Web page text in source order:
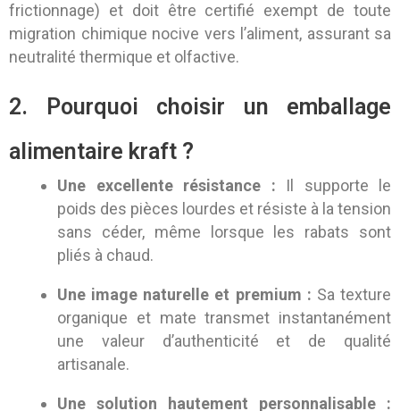
frictionnage) et doit être certifié exempt de toute
migration chimique nocive vers l’aliment, assurant sa
neutralité thermique et olfactive.
2. Pourquoi choisir un emballage
alimentaire kraft ?
Une excellente résistance : Il supporte le
poids des pièces lourdes et résiste à la tension
sans céder, même lorsque les rabats sont
pliés à chaud.
Une image naturelle et premium : Sa texture
organique et mate transmet instantanément
une valeur d’authenticité et de qualité
artisanale.
Une solution hautement personnalisable :